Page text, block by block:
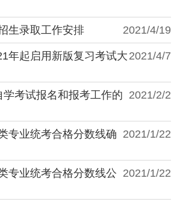
2021/4/19
生录取工作安排
2021/4/7
年起启用新版复习考试大
2021/2/2
考试报名和报考工作的
2021/1/22
专业统考合格分数线确
2021/1/22
专业统考合格分数线公